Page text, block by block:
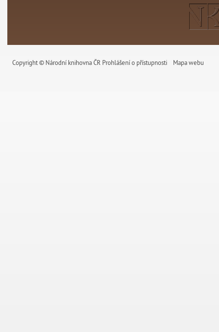
Copyright © Národní knihovna ČR Prohlášení o přístupnosti Mapa webu